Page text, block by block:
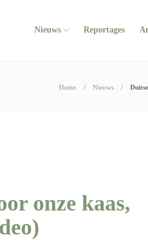
Nieuws Reportages
Home Nieuws
onze kaas,